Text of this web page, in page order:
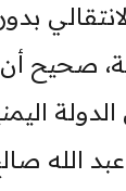
صحيح أن
الدولة
الله